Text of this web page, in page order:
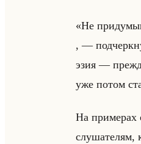
«Не
, —
эзия —
уже потом
На при­ме­рах
слу­ша­те­лям,